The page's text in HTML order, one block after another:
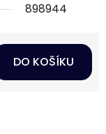
898944
DO KOŠÍKU